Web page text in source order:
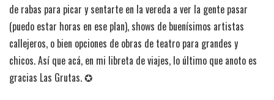
de rabas para picar y sentarte en la vereda a ver la gente pasar
(puedo estar horas en ese plan), shows de buenísimos artistas
callejeros, o bien opciones de obras de teatro para grandes y
chicos. Así que acá, en mi libreta de viajes, lo último que anoto es
gracias Las Grutas. ✪